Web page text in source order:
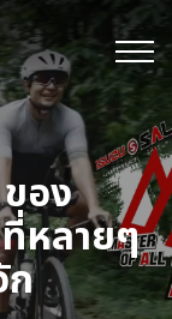
อง
หลายๆ
ก